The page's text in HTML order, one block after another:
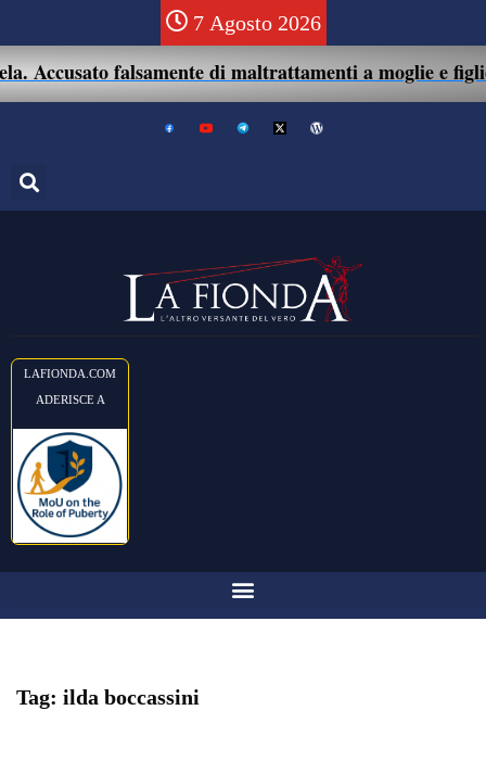
7 Agosto 2026
Accusato falsamente di maltrattamenti a moglie e figlio:
LAFIONDA.COM
ADERISCE A
Tag: ilda boccassini